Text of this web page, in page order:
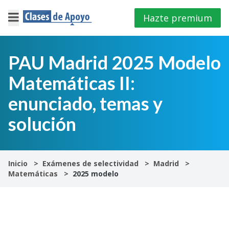
×
Iniciar
sesión
4º
E.S.O
1º
Bachillerato
Hazte premium
PAU Madrid 2025 Modelo
Matemáticas II:
enunciado, temas y
solución
Inicio Exámenes de selectividad
Madrid
Matemáticas
2025 modelo